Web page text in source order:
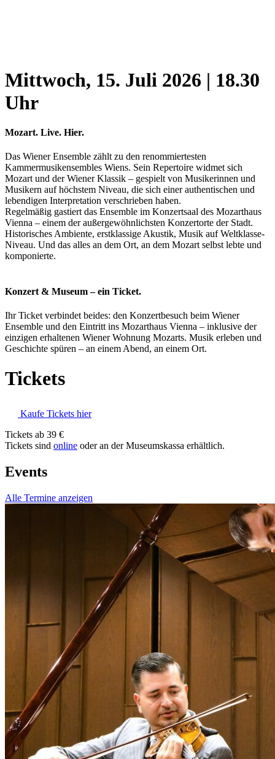
Mittwoch, 15. Juli 2026 | 18.30
Uhr
Mozart. Live. Hier.
Das Wiener Ensemble zählt zu den renommiertesten
Kammermusikensembles Wiens. Sein Repertoire widmet sich
Mozart und der Wiener Klassik – gespielt von Musikerinnen und
Musikern auf höchstem Niveau, die sich einer authentischen und
lebendigen Interpretation verschrieben haben.
Regelmäßig gastiert das Ensemble im Konzertsaal des Mozarthaus
Vienna – einem der außergewöhnlichsten Konzertorte der Stadt.
Historisches Ambiente, erstklassige Akustik, Musik auf Weltklasse-
Niveau. Und das alles an dem Ort, an dem Mozart selbst lebte und
komponierte.
Konzert & Museum – ein Ticket.
Ihr Ticket verbindet beides: den Konzertbesuch beim Wiener
Ensemble und den Eintritt ins Mozarthaus Vienna – inklusive der
einzigen erhaltenen Wiener Wohnung Mozarts. Musik erleben und
Geschichte spüren – an einem Abend, an einem Ort.
Tickets
Kaufe Tickets hier
Tickets ab 39 €
Tickets sind online oder an der Museumskassa erhältlich.
Events
Alle Termine anzeigen